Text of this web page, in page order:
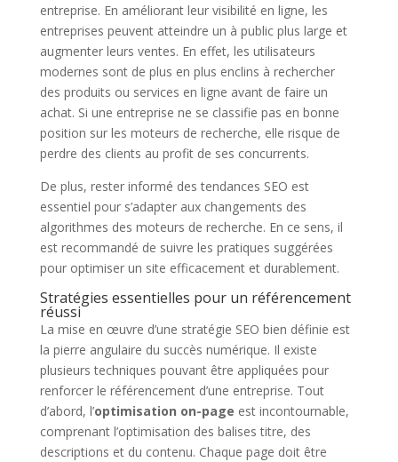
entreprise. En améliorant leur visibilité en ligne, les
entreprises peuvent atteindre un à public plus large et
augmenter leurs ventes. En effet, les utilisateurs
modernes sont de plus en plus enclins à rechercher
des produits ou services en ligne avant de faire un
achat. Si une entreprise ne se classifie pas en bonne
position sur les moteurs de recherche, elle risque de
perdre des clients au profit de ses concurrents.
De plus, rester informé des tendances SEO est
essentiel pour s’adapter aux changements des
algorithmes des moteurs de recherche. En ce sens, il
est recommandé de suivre les pratiques suggérées
pour optimiser un site efficacement et durablement.
Stratégies essentielles pour un référencement
réussi
La mise en œuvre d’une stratégie SEO bien définie est
la pierre angulaire du succès numérique. Il existe
plusieurs techniques pouvant être appliquées pour
renforcer le référencement d’une entreprise. Tout
d’abord, l’optimisation on-page est incontournable,
comprenant l’optimisation des balises titre, des
descriptions et du contenu. Chaque page doit être